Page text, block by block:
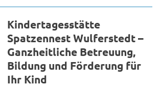
Kindertagesstätte
Spatzennest Wulferstedt –
Ganzheitliche Betreuung,
Bildung und Förderung für
Ihr Kind